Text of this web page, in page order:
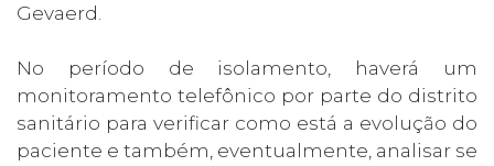
Gevaerd.
No período de isolamento, haverá um
monitoramento telefônico por parte do distrito
sanitário para verificar como está a evolução do
paciente e também, eventualmente, analisar se